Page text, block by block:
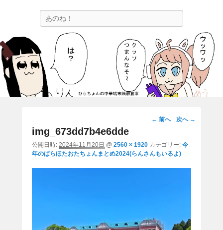
ひらちょんの中華端末隔離倉庫
ほたがページ上部にある検索バーを消してくれたサイトです。
画
ビ
← 前へ 次へ →
img_673dd7b4e6dde
公開日時: 2024年11月20日 @ 2560 × 1920 カテゴリー: 今
年のぱらほたおたちょんまとめ2024(らんさんもいるよ)